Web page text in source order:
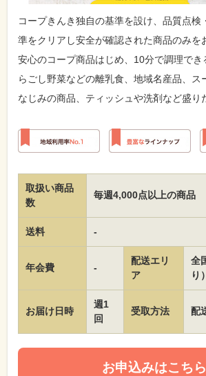
コープきんき独自の基準を設け、品質点検
準をクリアし安全が確認された商品のみを
安心のコープ商品はじめ、10分で調理でき
らごし野菜などの離乳食、地域名産品、ス
なじみの商品、ティッシュや洗剤など盛り
取扱い商品
数
毎週4,000点以上の商品
送料 -
年会費 -
配送エリ
ア
全
り）
お届け日時
週1
回
受取方法 配
お申込みはこちら